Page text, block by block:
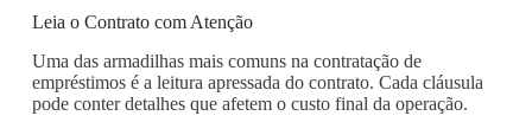
Leia o Contrato com Atenção
Uma das armadilhas mais comuns na contratação de
empréstimos é a leitura apressada do contrato. Cada cláusula
pode conter detalhes que afetem o custo final da operação.